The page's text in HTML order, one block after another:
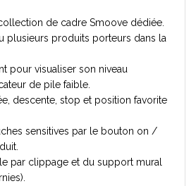
de cadre Smoove dédiée.
plusieurs produits porteurs dans la
pour visualiser son niveau
de pile faible.
descente, stop et position favorite
sensitives par le bouton on /
par clippage et du support mural